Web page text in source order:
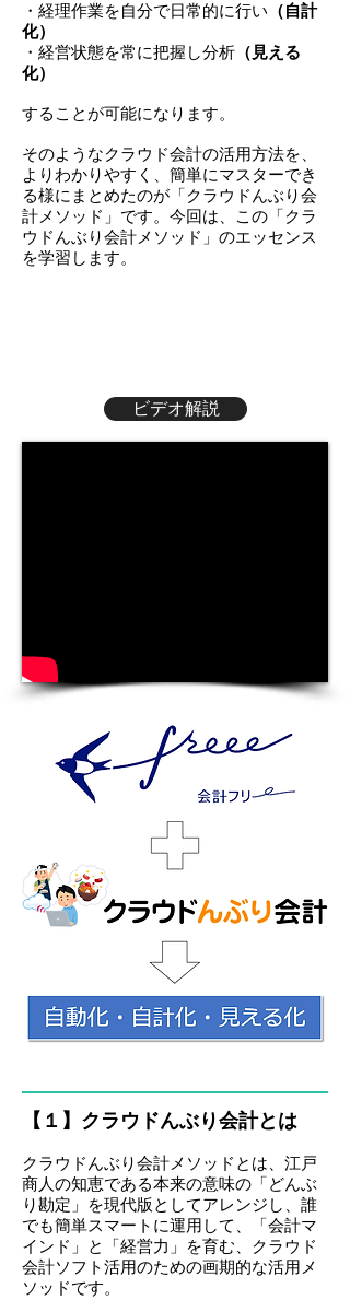
・経理作業を自分で日常的に行い （自計
化）
・経営状態を常に把握し分析 （見える
化）
することが可能になります。
そのようなクラウド会計の活用方法を、
よりわかりやすく、簡単にマスターでき
る様にまとめたのが「クラウドんぶり会
計メソッド」です。 今回は、この「クラ
ウドんぶり会計メソッド」のエッセンス
を学習します。
ビデオ解説
【１】クラウドんぶり会計とは
クラウドんぶり会計メソッドとは、江戸
商人の知恵である本来の意味の「どんぶ
り勘定」を現代版としてアレンジし、 誰
でも簡単スマートに運用して、「会計マ
インド」と「経営力」を育む、クラウド
会計ソフト活用のための画期的な活用メ
ソッドです。